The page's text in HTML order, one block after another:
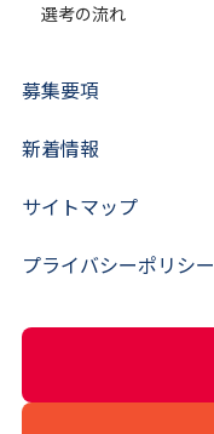
選考の流れ
募集要項
新着情報
サイトマップ
プライバシーポリシー